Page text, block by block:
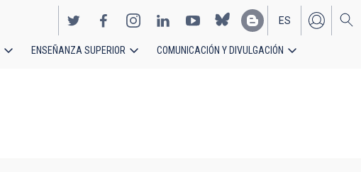
EN
ES
ENSEÑANZA SUPERIOR COMUNICACIÓN Y DIVULGACIÓN